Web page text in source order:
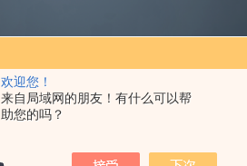
欢迎您！
来自局域网的朋友！有什么可以帮
助您的吗？